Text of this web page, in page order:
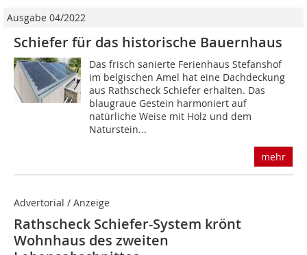
Ausgabe 04/2022
Schiefer für das historische Bauernhaus
Das frisch sanierte Ferienhaus Stefanshof
im belgischen Amel hat eine Dachdeckung
aus Rathscheck Schiefer erhalten. Das
blaugraue Gestein harmoniert auf
natürliche Weise mit Holz und dem
Naturstein...
mehr
Advertorial / Anzeige
Rathscheck Schiefer-System krönt
Wohnhaus des zweiten